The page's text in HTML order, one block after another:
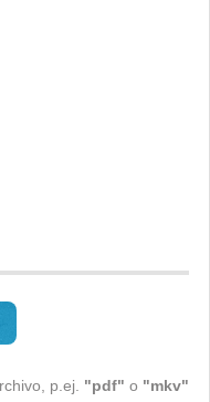
p.ej. "pdf" o "mkv"